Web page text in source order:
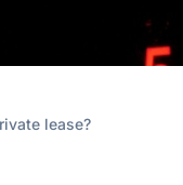
lease?